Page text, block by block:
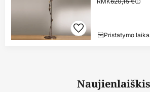
Pristatymo
Naujienlaiškis